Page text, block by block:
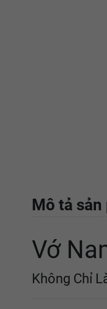
Mô tả sản
Vớ
Không Chỉ